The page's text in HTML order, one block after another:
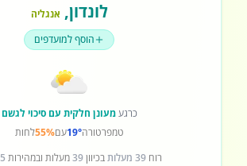
לונדון, אנגליה
הוסף למועדפים
כרגעמעונן חלקית עם סיכוי לגשם
טמפרטורה19°עם55%לחות
רוח 39 מעלות בכיוון39מעלות ובמהירות 5